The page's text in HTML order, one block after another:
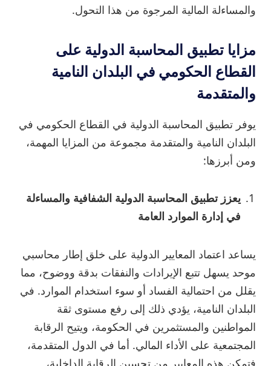
والمساءلة المالية المرجوة من هذا التحول.
مزايا تطبيق المحاسبة الدولية على
القطاع الحكومي في البلدان النامية
والمتقدمة
يوفر تطبيق المحاسبة الدولية في القطاع الحكومي في
البلدان النامية والمتقدمة مجموعة من المزايا المهمة،
ومن أبرزها:
يعزز تطبيق المحاسبة الدولية الشفافية والمساءلة
في إدارة الموارد العامة
يساعد اعتماد المعايير الدولية على خلق إطار محاسبي
موحد يسهل تتبع الإيرادات والنفقات بدقة ووضوح، مما
يقلل من احتمالية الفساد أو سوء استخدام الموارد. في
البلدان النامية، يؤدي ذلك إلى رفع مستوى ثقة
المواطنين والمستثمرين في الحكومة، ويتيح الرقابة
المجتمعية على الأداء المالي. أما في الدول المتقدمة،
فتمكن هذه المعايير من تحسين الرقابة الداخلية،